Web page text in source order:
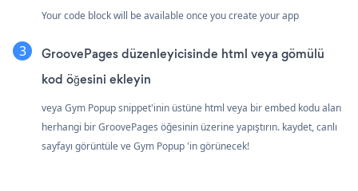
Your code block will be available once you create your app
GroovePages düzenleyicisinde html veya gömülü
kod öğesini ekleyin
veya Gym Popup snippet'inin üstüne html veya bir embed kodu alan
herhangi bir GroovePages öğesinin üzerine yapıştırın. kaydet, canlı
sayfayı görüntüle ve Gym Popup 'in görünecek!